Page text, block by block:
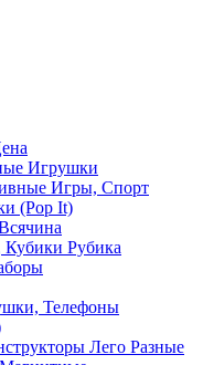
Игрушки
Игры, Спорт
(Pop It)
Кубики Рубика
Телефоны
Лего Разные